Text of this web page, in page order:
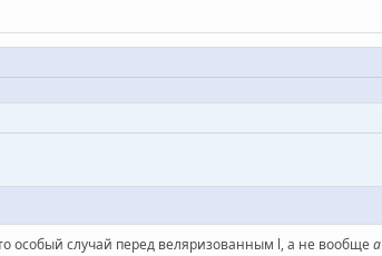
особый случай перед веляризованным l, а не вообще а